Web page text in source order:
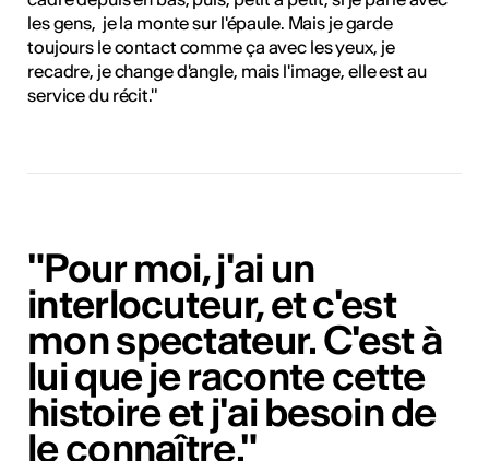
les gens, je la monte sur l'épaule. Mais je garde
toujours le contact comme ça avec les yeux, je
recadre, je change d'angle, mais l'image, elle est au
service du récit."
"Pour moi, j'ai un
interlocuteur, et c'est
mon spectateur. C'est à
lui que je raconte cette
histoire et j'ai besoin de
le connaître."